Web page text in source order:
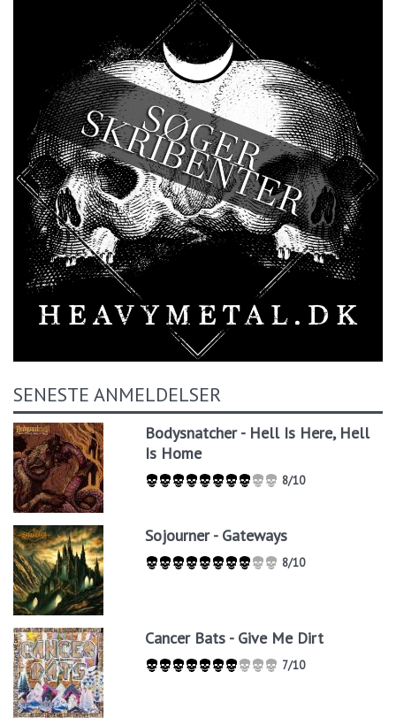
SENESTE ANMELDELSER
Bodysnatcher - Hell Is Here, Hell
Is Home
8/10
Sojourner - Gateways
8/10
Cancer Bats - Give Me Dirt
7/10